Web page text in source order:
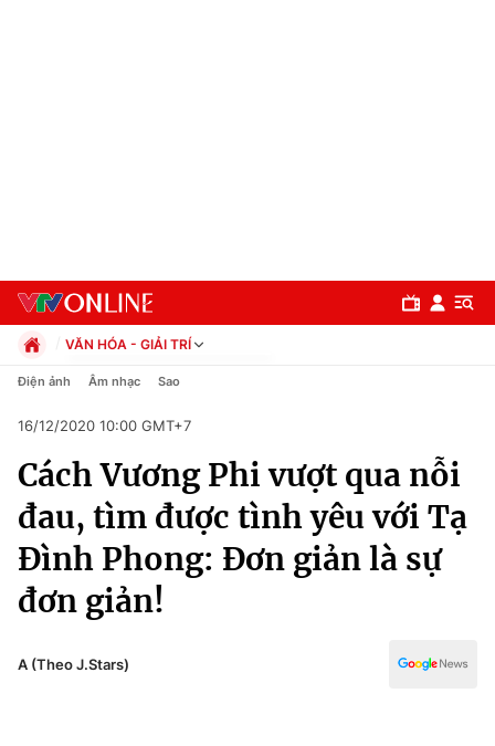
Chuyên mục
Chính trị
Xã hội
VĂN HÓA - GIẢI TRÍ
Chính trị
Pháp luật
Kinh tế
Thể thao
Truyền hình
Văn hóa - Giải trí
Đời sống
Giáo dục
Điện ảnh Âm nhạc Sao
16/12/2020 10:00 GMT+7
Cách Vương Phi vượt qua nỗi
đau, tìm được tình yêu với Tạ
Đình Phong: Đơn giản là sự
đơn giản!
A (Theo J.Stars)